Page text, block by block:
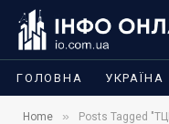
ГОЛОВНА УКРАЇНА
Home » Posts Tagged